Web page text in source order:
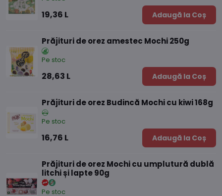
19,36 L Adaugă la Coș
Prăjituri de orez amestec Mochi 250g
Pe stoc
28,63 L Adaugă la Coș
Prăjituri de orez Budincă Mochi cu kiwi 168g
Pe stoc
16,76 L Adaugă la Coș
Prăjituri de orez Mochi cu umplutură dublă
litchi și lapte 90g
Pe stoc